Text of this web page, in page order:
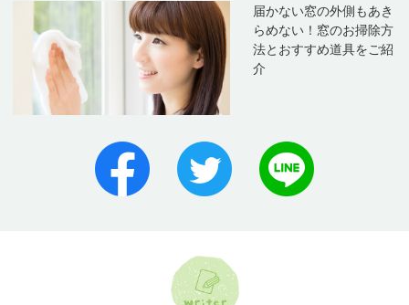
届かない窓の外側もあき
らめない！窓のお掃除方
法とおすすめ道具をご紹
介